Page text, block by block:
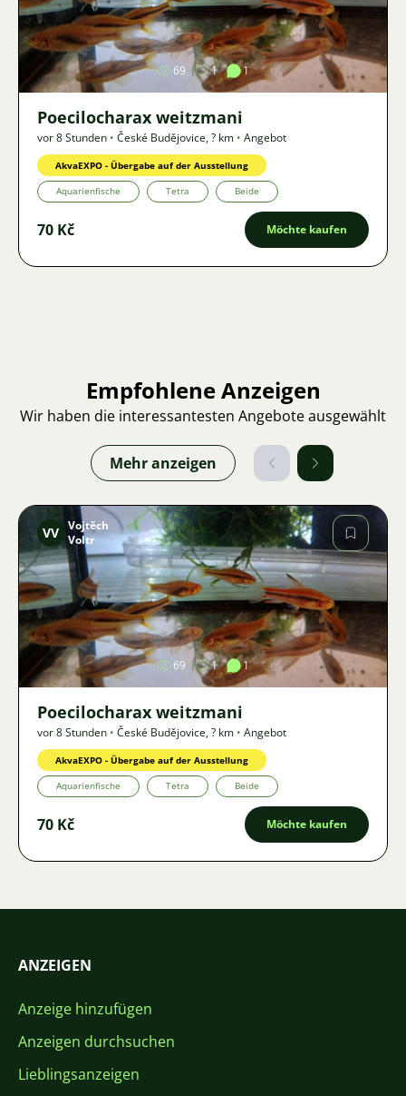
Bild
69 1 1
Poecilocharax weitzmani
vor 8 Stunden • České Budějovice,? km • Angebot
AkvaEXPO - Übergabe auf der Ausstellung
Aquarienfische Tetra Beide
70 Kč Möchte kaufen
Empfohlene Anzeigen
Wir haben die interessantesten Angebote ausgewählt
Mehr anzeigen
Bild
VV Vojtěch
Voltr
69 1 1
Poecilocharax weitzmani
vor 8 Stunden • České Budějovice,? km • Angebot
AkvaEXPO - Übergabe auf der Ausstellung
Aquarienfische Tetra Beide
70 Kč Möchte kaufen
ANZEIGEN
Anzeige hinzufügen
Anzeigen durchsuchen
Lieblingsanzeigen